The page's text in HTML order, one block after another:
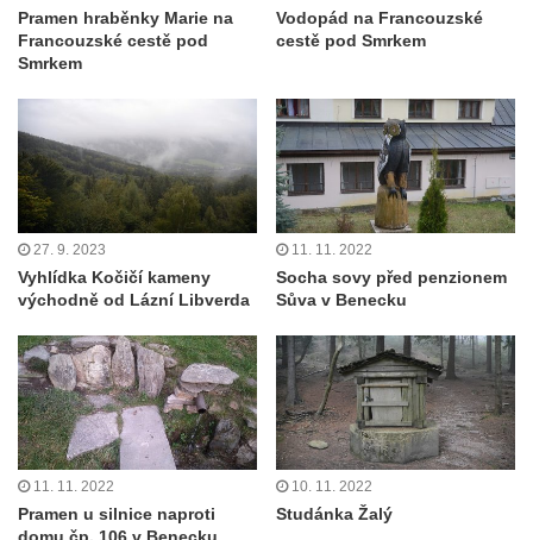
Pramen hraběnky Marie na
Francouzské cestě pod
Smrkem
Vodopád na Francouzské
cestě pod Smrkem
27. 9. 2023
Vyhlídka Kočičí kameny
východně od Lázní Libverda
11. 11. 2022
Socha sovy před penzionem
Sůva v Benecku
11. 11. 2022
Pramen u silnice naproti
10. 11. 2022
Studánka Žalý